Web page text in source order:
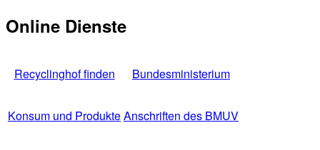
Online Dienste
Recyclinghof finden Bundesministerium
Konsum und ProdukteAnschriften des BMUV